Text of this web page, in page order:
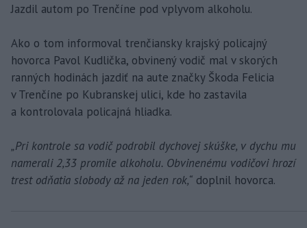
Jazdil autom po Trenčíne pod vplyvom alkoholu.
Ako o tom informoval trenčiansky krajský policajný
hovorca Pavol Kudlička, obvinený vodič mal v skorých
ranných hodinách jazdiť na aute značky Škoda Felicia
v Trenčíne po Kubranskej ulici, kde ho zastavila
a kontrolovala policajná hliadka.
„Pri kontrole sa vodič podrobil dychovej skúške, v dychu mu
namerali 2,33 promile alkoholu. Obvinenému vodičovi hrozí
trest odňatia slobody až na jeden rok,“ doplnil hovorca.